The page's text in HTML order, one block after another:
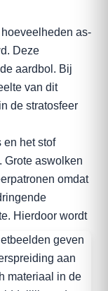
as-
Deze
aardbol. Bij
van dit
de stratosfeer
en het stof
Grote aswolken
omdat
Hierdoor wordt